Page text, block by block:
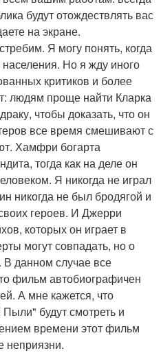
будут отождествлять вас
на экране.
Я могу понять, когда
Но я жду иного
критиков и более
людям проще найти Кларка
чтобы доказать, что он
все время смешивают с
Хамфри богарта
тогда как на деле он
Я никогда не играл
никогда не был бродягой и
героев. И Джерри
которых он играет в
могут совпадать, но о
В данном случае все
фильм автобиографичен
А мне кажется, что
будут смотреть и
времени этот фильм
неприязни.